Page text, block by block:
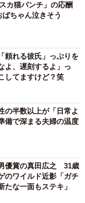
カ猫パンチ」の応酬
ちゃん泣きそう
頼れる彼氏」っぷりを
、遅刻するよ」っ
してますけど？笑
の半数以上が「日常よ
で深まる夫婦の温度
優賞の真田広之 31歳
のワイルド近影「ガチ
たな一面もステキ」